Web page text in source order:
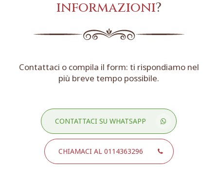
informazioni?
Contattaci o compila il form: ti rispondiamo nel
più breve tempo possibile.
CONTATTACI SU WHATSAPP
CHIAMACI AL 0114363296